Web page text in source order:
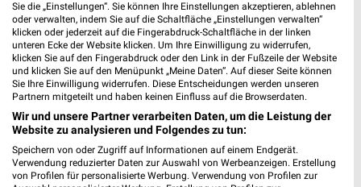
Sie die „Einstellungen“. Sie können Ihre Einstellungen akzeptieren, ablehnen
oder verwalten, indem Sie auf die Schaltfläche „Einstellungen verwalten“
klicken oder jederzeit auf die Fingerabdruck-Schaltfläche in der linken
unteren Ecke der Website klicken. Um Ihre Einwilligung zu widerrufen,
klicken Sie auf den Fingerabdruck oder den Link in der Fußzeile der Website
und klicken Sie auf den Menüpunkt „Meine Daten“. Auf dieser Seite können
Sie Ihre Einwilligung widerrufen. Diese Entscheidungen werden unseren
Partnern mitgeteilt und haben keinen Einfluss auf die Browserdaten.
Wir und unsere Partner verarbeiten Daten, um die Leistung der
Website zu analysieren und Folgendes zu tun:
Speichern von oder Zugriff auf Informationen auf einem Endgerät.
Verwendung reduzierter Daten zur Auswahl von Werbeanzeigen. Erstellung
von Profilen für personalisierte Werbung. Verwendung von Profilen zur